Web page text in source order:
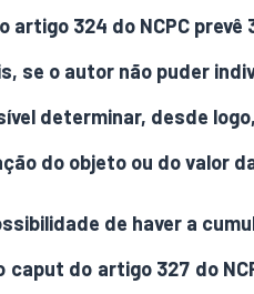
artigo 324 do NCPC
se o autor não puder
determinar, desde
do objeto ou do valor
de haver a
caput do artigo 327 do